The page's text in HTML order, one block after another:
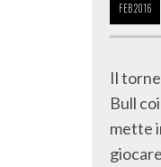
FEB2016
Il
Bull
mette